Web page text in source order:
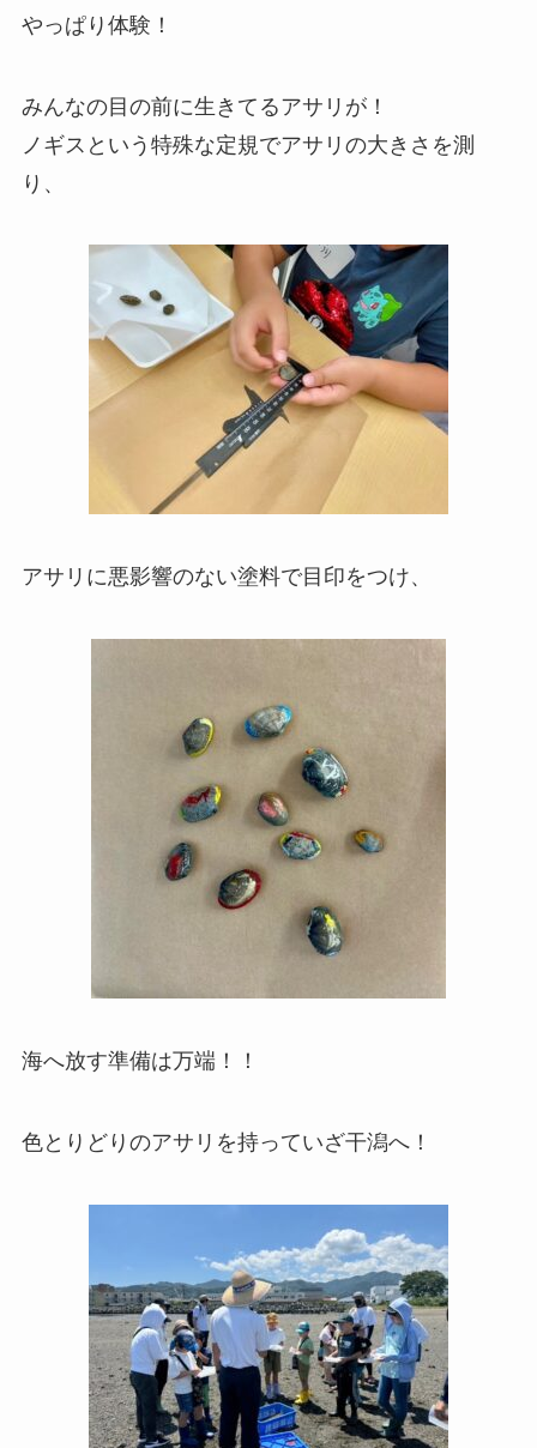
やっぱり体験！
みんなの目の前に生きてるアサリが！
ノギスという特殊な定規でアサリの大きさを測
り、
アサリに悪影響のない塗料で目印をつけ、
海へ放す準備は万端！！
色とりどりのアサリを持っていざ干潟へ！